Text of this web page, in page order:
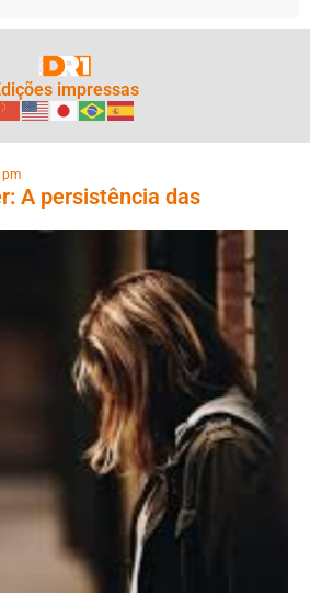
impressas
A persistência das